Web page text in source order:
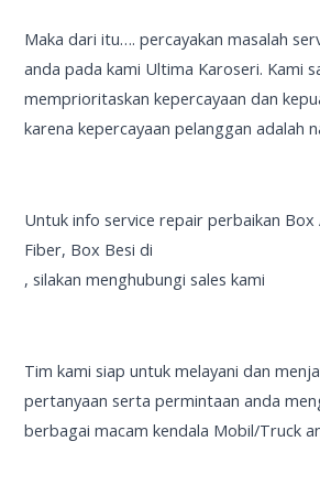
Maka dari itu…. percayakan masalah
anda pada kami Ultima Karoseri. Kami
memprioritaskan kepercayaan dan
karena kepercayaan pelanggan adalah
Untuk info service repair perbaikan Box
Fiber, Box Besi di
, silakan menghubungi sales kami
Tim kami siap untuk melayani dan
pertanyaan serta permintaan anda
berbagai macam kendala Mobil/Truck